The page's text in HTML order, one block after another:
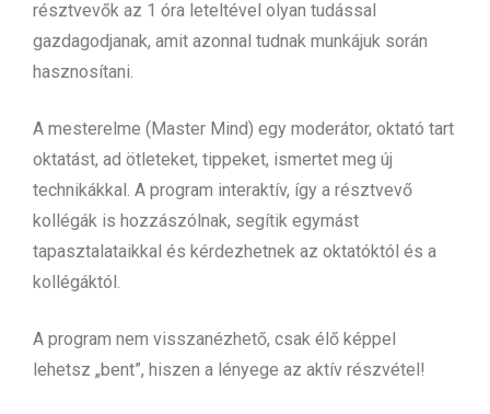
résztvevők az 1 óra leteltével olyan tudással
gazdagodjanak, amit azonnal tudnak munkájuk során
hasznosítani.
A mesterelme (Master Mind) egy moderátor, oktató tart
oktatást, ad ötleteket, tippeket, ismertet meg új
technikákkal. A program interaktív, így a résztvevő
kollégák is hozzászólnak, segítik egymást
tapasztalataikkal és kérdezhetnek az oktatóktól és a
kollégáktól.
A program nem visszanézhető, csak élő képpel
lehetsz „bent”, hiszen a lényege az aktív részvétel!